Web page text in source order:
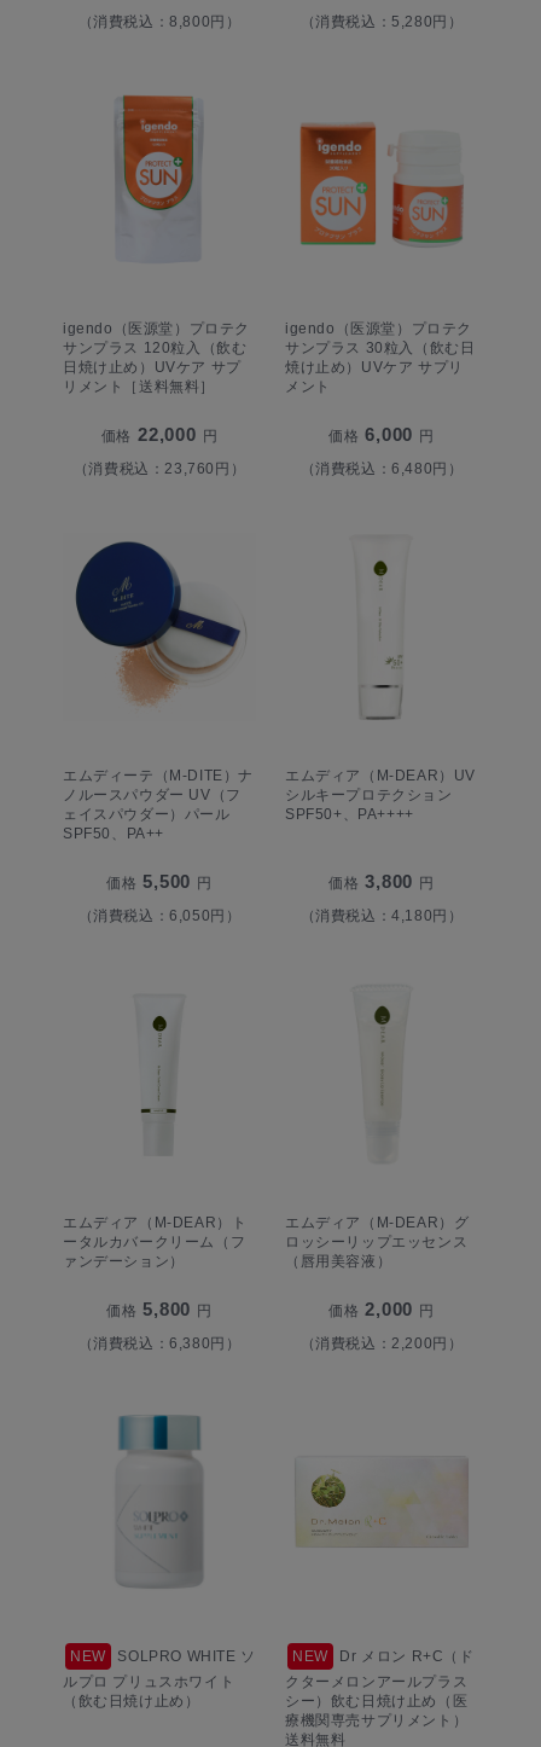
（消費税込：8,800円） （消費税込：5,280円）
igendo（医源堂）プロテク
サンプラス 120粒入（飲む
日焼け止め）UVケア サプ
リメント［送料無料］
価格 22,000 円
（消費税込：23,760円）
igendo（医源堂）プロテク
サンプラス 30粒入（飲む日
焼け止め）UVケア サプリ
メント
価格 6,000 円
（消費税込：6,480円）
エムディーテ（M-DITE）ナ
ノルースパウダー UV（フ
ェイスパウダー）パール
SPF50、PA++
価格 5,500 円
（消費税込：6,050円）
エムディア（M-DEAR）UV
シルキープロテクション
SPF50+、PA++++
価格 3,800 円
（消費税込：4,180円）
エムディア（M-DEAR）ト
ータルカバークリーム（フ
ァンデーション）
価格 5,800 円
（消費税込：6,380円）
エムディア（M-DEAR）グ
ロッシーリップエッセンス
（唇用美容液）
価格 2,000 円
（消費税込：2,200円）
NEW
SOLPRO WHITE ソ
ルプロ プリュスホワイト
（飲む日焼け止め）
NEW
Dr メロン R+C（ド
クターメロンアールプラス
シー）飲む日焼け止め（医
療機関専売サプリメント）
送料無料